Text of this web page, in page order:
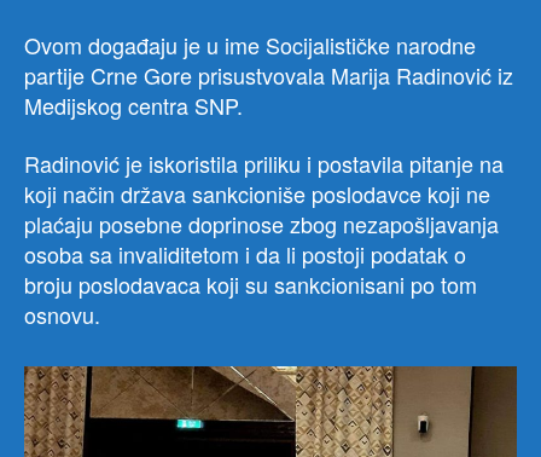
Ovom događaju je u ime Socijalističke narodne
partije Crne Gore prisustvovala Marija Radinović iz
Medijskog centra SNP.
Radinović je iskoristila priliku i postavila pitanje na
koji način država sankcioniše poslodavce koji ne
plaćaju posebne doprinose zbog nezapošljavanja
osoba sa invaliditetom i da li postoji podatak o
broju poslodavaca koji su sankcionisani po tom
osnovu.